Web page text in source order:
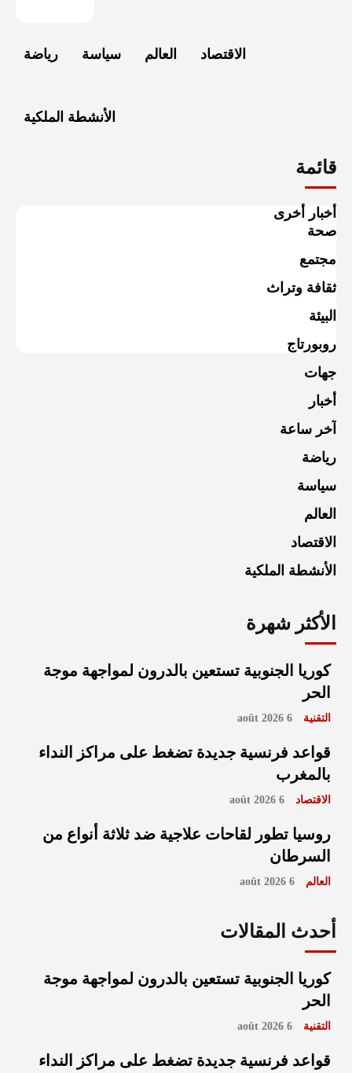
رياضة سياسة العالم الاقتصاد
الأنشطة الملكية
قائمة
أخبار أخرى
صحة
مجتمع
ثقافة وتراث
البيئة
روبورتاج
جهات
أخبار
آخر ساعة
رياضة
سياسة
العالم
الاقتصاد
الأنشطة الملكية
الأكثر شهرة
كوريا الجنوبية تستعين بالدرون لمواجهة موجة
الحر
التقنية 6 août 2026
قواعد فرنسية جديدة تضغط على مراكز النداء
بالمغرب
الاقتصاد 6 août 2026
روسيا تطور لقاحات علاجية ضد ثلاثة أنواع من
السرطان
العالم 6 août 2026
أحدث المقالات
كوريا الجنوبية تستعين بالدرون لمواجهة موجة
الحر
التقنية 6 août 2026
قواعد فرنسية جديدة تضغط على مراكز النداء